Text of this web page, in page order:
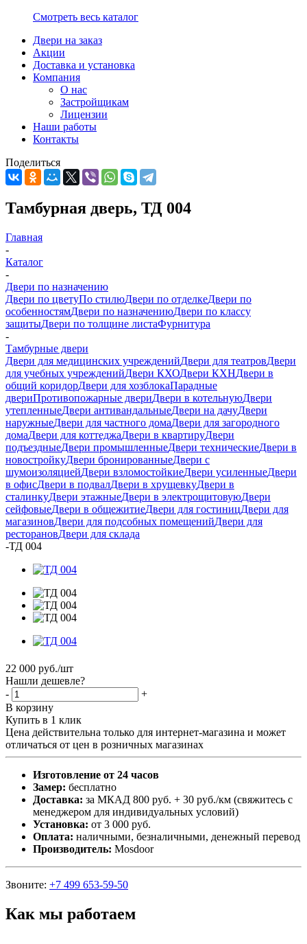
Смотреть весь каталог
Двери на заказ
Акции
Доставка и установка
Компания
О нас
Застройщикам
Лицензии
Наши работы
Контакты
Поделиться
Тамбурная дверь, ТД 004
Главная
-
Каталог
-
Двери по назначению
Двери по цветуПо стилюДвери по отделкеДвери по
особенностямДвери по назначениюДвери по классу
защитыДвери по толщине листаФурнитура
-
Тамбурные двери
Двери для медицинских учрежденийДвери для театровДвери
для учебных учрежденийДвери КХОДвери КХНДвери в
общий коридорДвери для хозблокаПарадные
двериПротивопожарные двериДвери в котельнуюДвери
утепленныеДвери антивандальныеДвери на дачуДвери
наружныеДвери для частного домаДвери для загородного
домаДвери для коттеджаДвери в квартируДвери
подъездныеДвери промышленныеДвери техническиеДвери в
новостройкуДвери бронированныеДвери с
шумоизоляциейДвери взломостойкиеДвери усиленныеДвери
в офисДвери в подвалДвери в хрущевкуДвери в
сталинкуДвери этажныеДвери в электрощитовуюДвери
сейфовыеДвери в общежитиеДвери для гостиницДвери для
магазиновДвери для подсобных помещенийДвери для
ресторановДвери для склада
-ТД 004
22 000 руб./шт
Нашли дешевле?
-
+
В корзину
Купить в 1 клик
Цена действительна только для интернет-магазина и может
отличаться от цен в розничных магазинах
Изготовление от 24 часов
Замер: бесплатно
Доставка: за МКАД 800 руб. + 30 руб./км (свяжитесь с
менеджером для индивидуальных условий)
Установка: от 3 000 руб.
Оплата: наличными, безналичными, денежный перевод
Производитель: Mosdoor
Звоните: +7 499 653-59-50
Как мы работаем